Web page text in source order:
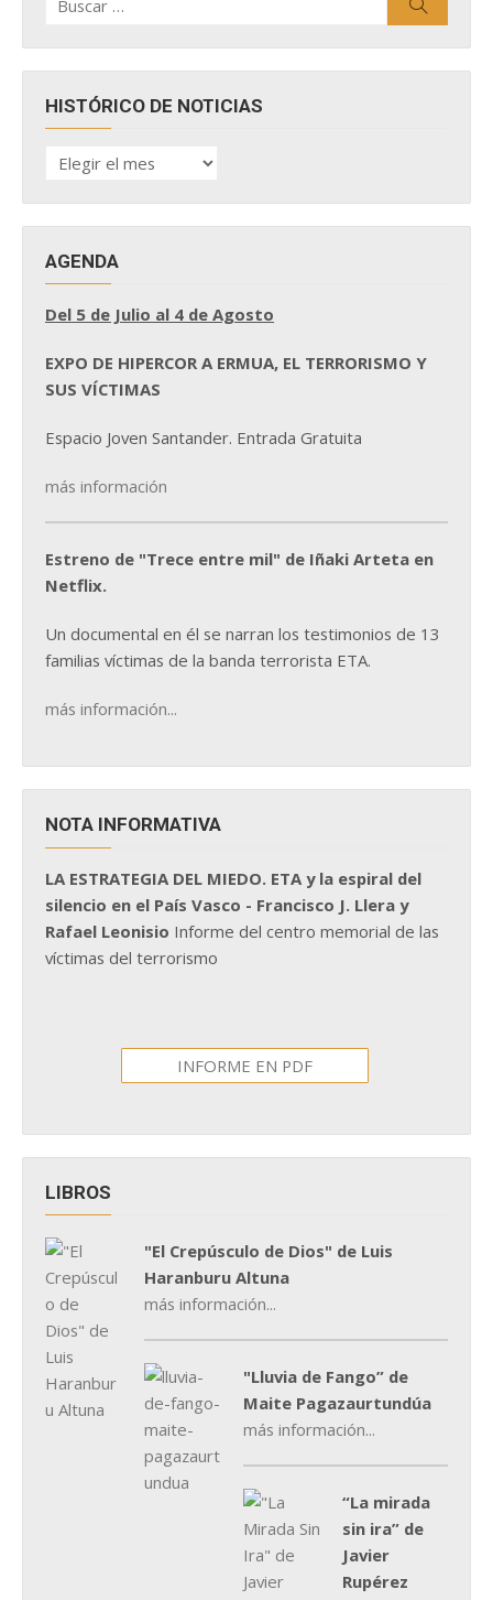
por:
HISTÓRICO DE NOTICIAS
HISTÓRICO
DE
AGENDA
Del 5 de Julio al 4 de Agosto
EXPO DE HIPERCOR A ERMUA, EL TERRORISMO Y
SUS VÍCTIMAS
Espacio Joven Santander. Entrada Gratuita
más información
Estreno de "Trece entre mil" de Iñaki Arteta en
Netflix.
Un documental en él se narran los testimonios de 13
familias víctimas de la banda terrorista ETA.
más información...
NOTA INFORMATIVA
LA ESTRATEGIA DEL MIEDO. ETA y la espiral del
silencio en el País Vasco - Francisco J. Llera y
Rafael Leonisio Informe del centro memorial de las
víctimas del terrorismo
INFORME EN PDF
LIBROS
"El Crepúsculo de Dios" de Luis
Haranburu Altuna
más información...
"Lluvia de Fango” de
Maite Pagazaurtundúa
más información...
“La mirada
sin ira” de
Javier
Rupérez